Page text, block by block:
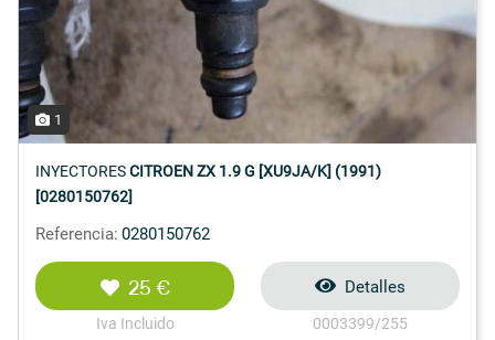
1
INYECTORESCITROEN ZX 1.9 G [XU9JA/K] (1991)
[0280150762]
Referencia: 0280150762
25 €
Iva Incluido
Detalles
0003399/255